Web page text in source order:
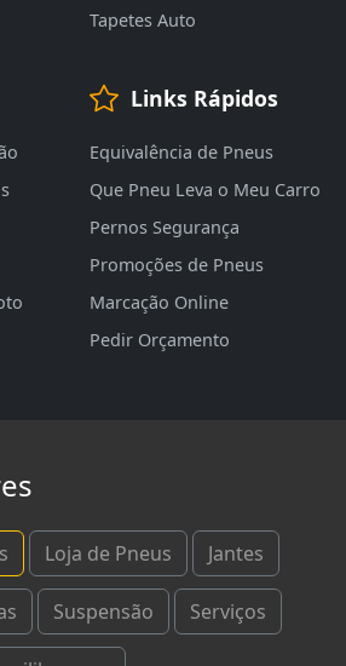
Tapetes Auto
Links Rápidos
Equivalência de Pneus
Que Pneu Leva o Meu Carro
Pernos Segurança
Promoções de Pneus
Marcação Online
Pedir Orçamento
Loja de Pneus Jantes
Suspensão Serviços